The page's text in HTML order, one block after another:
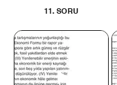
11. SORU